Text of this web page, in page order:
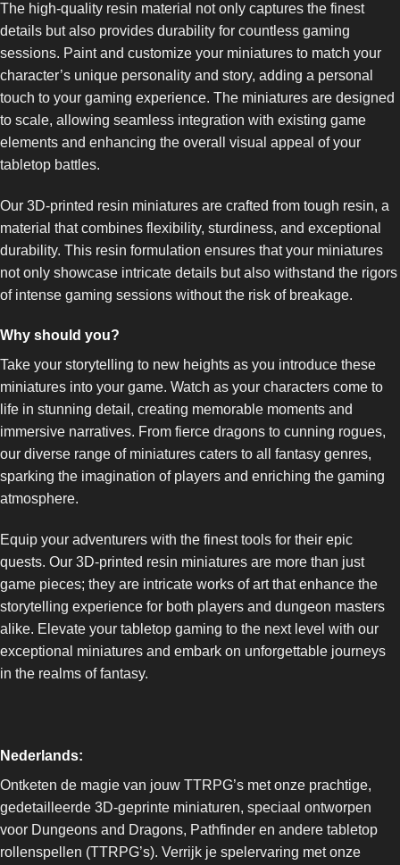
The high-quality resin material not only captures the finest
details but also provides durability for countless gaming
sessions. Paint and customize your miniatures to match your
character’s unique personality and story, adding a personal
touch to your gaming experience. The miniatures are designed
to scale, allowing seamless integration with existing game
elements and enhancing the overall visual appeal of your
tabletop battles.
Our 3D-printed resin miniatures are crafted from tough resin, a
material that combines flexibility, sturdiness, and exceptional
durability. This resin formulation ensures that your miniatures
not only showcase intricate details but also withstand the rigors
of intense gaming sessions without the risk of breakage.
Why should you?
Take your storytelling to new heights as you introduce these
miniatures into your game. Watch as your characters come to
life in stunning detail, creating memorable moments and
immersive narratives. From fierce dragons to cunning rogues,
our diverse range of miniatures caters to all fantasy genres,
sparking the imagination of players and enriching the gaming
atmosphere.
Equip your adventurers with the finest tools for their epic
quests. Our 3D-printed resin miniatures are more than just
game pieces; they are intricate works of art that enhance the
storytelling experience for both players and dungeon masters
alike. Elevate your tabletop gaming to the next level with our
exceptional miniatures and embark on unforgettable journeys
in the realms of fantasy.
Nederlands:
Ontketen de magie van jouw TTRPG’s met onze prachtige,
gedetailleerde 3D-geprinte miniaturen, speciaal ontworpen
voor Dungeons and Dragons, Pathfinder en andere tabletop
rollenspellen (TTRPG’s). Verrijk je spelervaring met onze